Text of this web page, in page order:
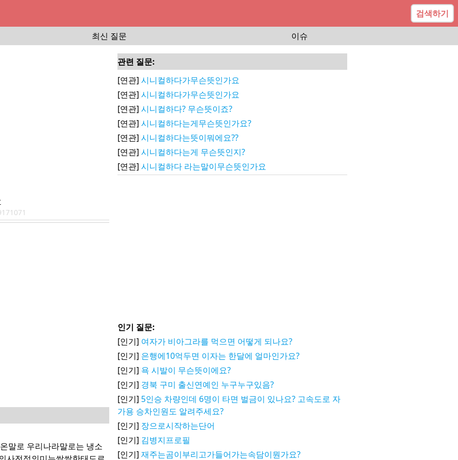
검색하기
최신 질문 이슈
말로 우리나라말로는 냉소
관련 질문:
[연관] 시니컬하다가무슨뜻인가요
[연관] 시니컬하다가무슨뜻인가요
[연관] 시니컬하다? 무슨뜻이죠?
[연관] 시니컬하다는게무슨뜻인가요?
[연관] 시니컬하다는뜻이뭐에요??
[연관] 시니컬하다는게 무슨뜻인지?
[연관] 시니컬하다 라는말이무슨뜻인가요
인기 질문:
[인기] 여자가 비아그라를 먹으면 어떻게 되나요?
[인기] 은행에10억두면 이자는 한달에 얼마인가요?
[인기] 욕 시발이 무슨뜻이에요?
[인기] 경북 구미 출신연예인 누구누구있음?
[인기] 5인승 차량인데 6명이 타면 벌금이 있나요? 고속도로 자
가용 승차인원도 알려주세요?
[인기] 장으로시작하는단어
[인기] 김병지프로필
[인기] 재주는곰이부리고가들어가는속담이뭔가요?